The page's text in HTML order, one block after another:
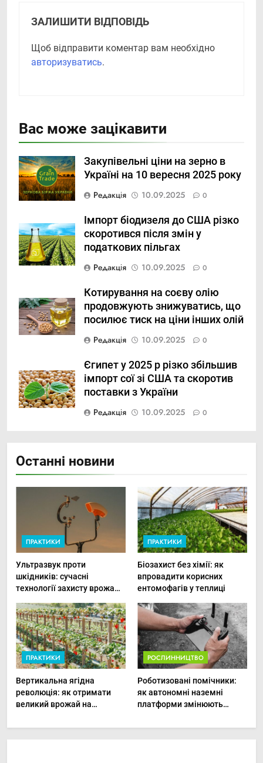
ЗАЛИШИТИ ВІДПОВІДЬ
Щоб відправити коментар вам необхідно
авторизуватись.
Вас може зацікавити
Закупівельні ціни на зерно в
Україні на 10 вересня 2025 року
Редакція
10.09.2025 0
Імпорт біодизеля до США різко
скоротився після змін у
податкових пільгах
Редакція
10.09.2025 0
Котирування на соєву олію
продовжують знижуватись, що
посилює тиск на ціни інших олій
Редакція
10.09.2025 0
Єгипет у 2025 р різко збільшив
імпорт сої зі США та скоротив
поставки з України
Редакція
10.09.2025 0
Останні новини
ПРАКТИКИ
Ультразвук проти
шкідників: сучасні
технології захисту врожаю
ПРАКТИКИ
Біозахист без хімії: як
впровадити корисних
ентомофагів у теплиці
ПРАКТИКИ
Вертикальна ягідна
революція: як отримати
великий врожай на
РОСЛИННИЦТВО
Роботизовані помічники:
як автономні наземні
платформи змінюють
овочами